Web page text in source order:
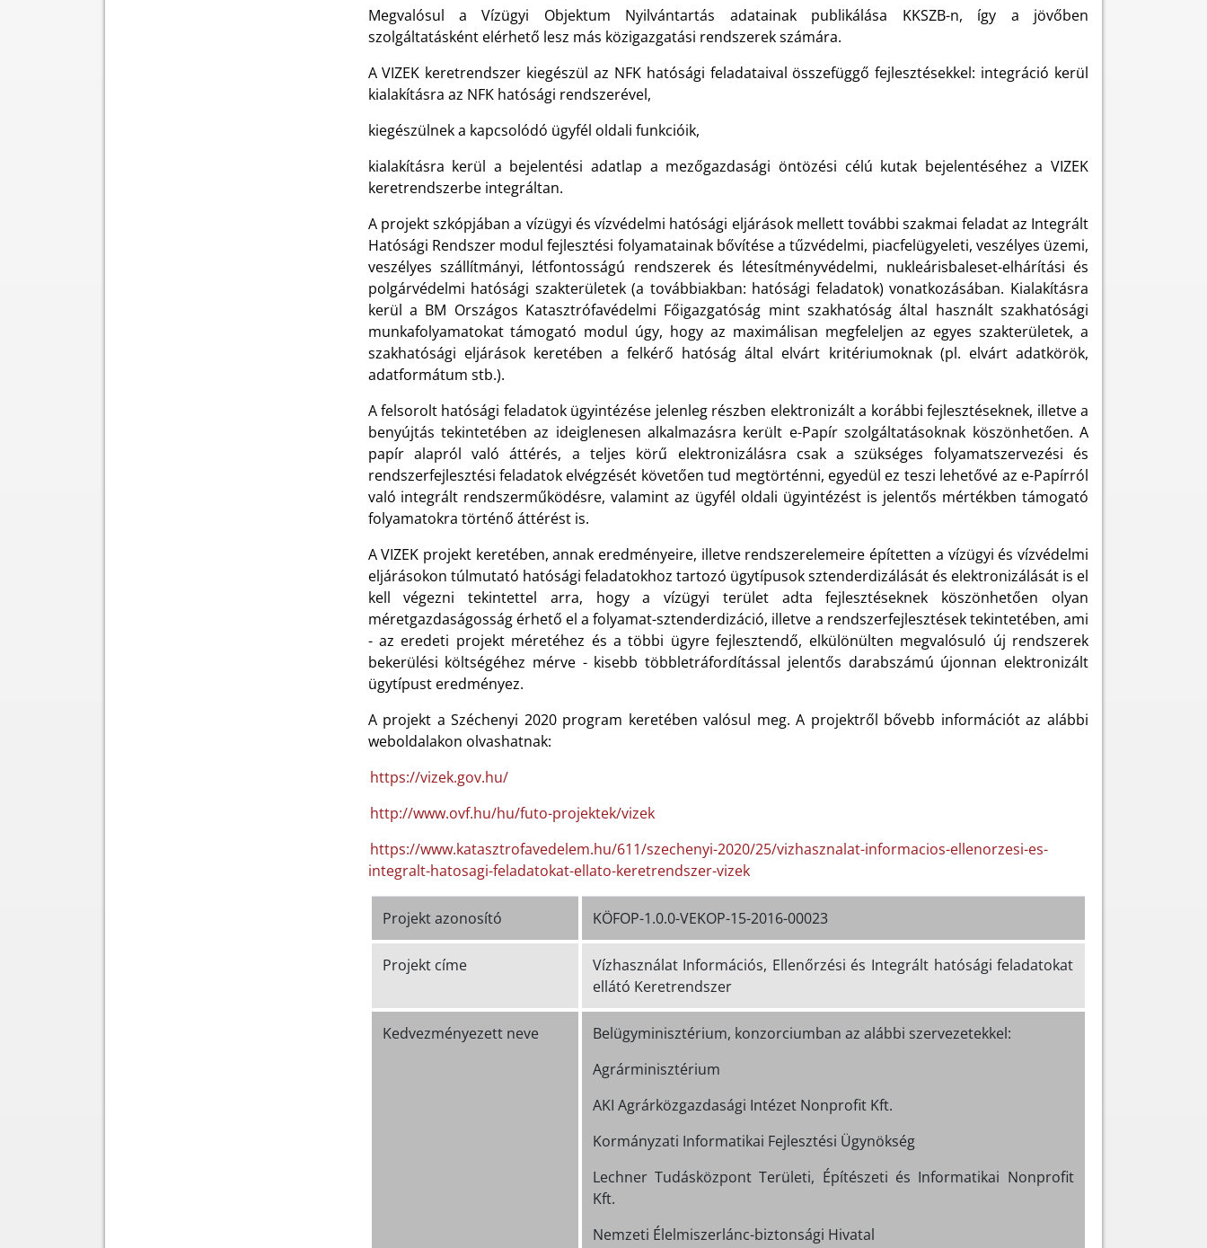
Megvalósul a Vízügyi Objektum Nyilvántartás adatainak publikálása KKSZB-n, így a jövőben
szolgáltatásként elérhető lesz más közigazgatási rendszerek számára.
A VIZEK keretrendszer kiegészül az NFK hatósági feladataival összefüggő fejlesztésekkel: integráció kerül
kialakításra az NFK hatósági rendszerével,
kiegészülnek a kapcsolódó ügyfél oldali funkcióik,
kialakításra kerül a bejelentési adatlap a mezőgazdasági öntözési célú kutak bejelentéséhez a VIZEK
keretrendszerbe integráltan.
A projekt szkópjában a vízügyi és vízvédelmi hatósági eljárások mellett további szakmai feladat az Integrált
Hatósági Rendszer modul fejlesztési folyamatainak bővítése a tűzvédelmi, piacfelügyeleti, veszélyes üzemi,
veszélyes szállítmányi, létfontosságú rendszerek és létesítményvédelmi, nukleárisbaleset-elhárítási és
polgárvédelmi hatósági szakterületek (a továbbiakban: hatósági feladatok) vonatkozásában. Kialakításra
kerül a BM Országos Katasztrófavédelmi Főigazgatóság mint szakhatóság által használt szakhatósági
munkafolyamatokat támogató modul úgy, hogy az maximálisan megfeleljen az egyes szakterületek, a
szakhatósági eljárások keretében a felkérő hatóság által elvárt kritériumoknak (pl. elvárt adatkörök,
adatformátum stb.).
A felsorolt hatósági feladatok ügyintézése jelenleg részben elektronizált a korábbi fejlesztéseknek, illetve a
benyújtás tekintetében az ideiglenesen alkalmazásra került e-Papír szolgáltatásoknak köszönhetően. A
papír alapról való áttérés, a teljes körű elektronizálásra csak a szükséges folyamatszervezési és
rendszerfejlesztési feladatok elvégzését követően tud megtörténni, egyedül ez teszi lehetővé az e-Papírról
való integrált rendszerműködésre, valamint az ügyfél oldali ügyintézést is jelentős mértékben támogató
folyamatokra történő áttérést is.
A VIZEK projekt keretében, annak eredményeire, illetve rendszerelemeire építetten a vízügyi és vízvédelmi
eljárásokon túlmutató hatósági feladatokhoz tartozó ügytípusok sztenderdizálását és elektronizálását is el
kell végezni tekintettel arra, hogy a vízügyi terület adta fejlesztéseknek köszönhetően olyan
méretgazdaságosság érhető el a folyamat-sztenderdizáció, illetve a rendszerfejlesztések tekintetében, ami
- az eredeti projekt méretéhez és a többi ügyre fejlesztendő, elkülönülten megvalósuló új rendszerek
bekerülési költségéhez mérve - kisebb többletráfordítással jelentős darabszámú újonnan elektronizált
ügytípust eredményez.
A projekt a Széchenyi 2020 program keretében valósul meg. A projektről bővebb információt az alábbi
weboldalakon olvashatnak:
https://vizek.gov.hu/
http://www.ovf.hu/hu/futo-projektek/vizek
https://www.katasztrofavedelem.hu/611/szechenyi-2020/25/vizhasznalat-informacios-ellenorzesi-es-
integralt-hatosagi-feladatokat-ellato-keretrendszer-vizek
Projekt azonosító KÖFOP-1.0.0-VEKOP-15-2016-00023
Projekt címe
Vízhasználat Információs, Ellenőrzési és Integrált hatósági feladatokat
ellátó Keretrendszer
Kedvezményezett neve
Belügyminisztérium, konzorciumban az alábbi szervezetekkel:
Agrárminisztérium
AKI Agrárközgazdasági Intézet Nonprofit Kft.
Kormányzati Informatikai Fejlesztési Ügynökség
Lechner Tudásközpont Területi, Építészeti és Informatikai Nonprofit
Kft.
Nemzeti Élelmiszerlánc-biztonsági Hivatal